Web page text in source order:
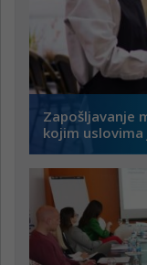
Zapošljavanje
kojim